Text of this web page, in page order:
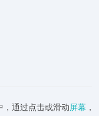
，通过点击或滑动屏幕 ，